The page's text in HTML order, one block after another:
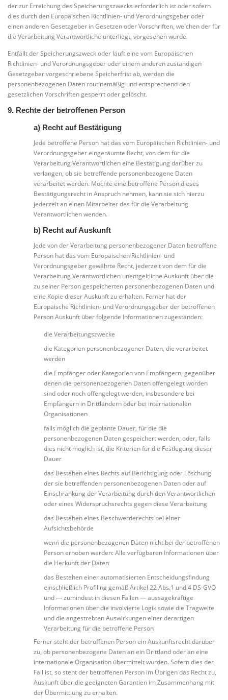
der zur Erreichung des Speicherungszwecks erforderlich ist oder sofern
dies durch den Europäischen Richtlinien- und Verordnungsgeber oder
einen anderen Gesetzgeber in Gesetzen oder Vorschriften, welchen der für
die Verarbeitung Verantwortliche unterliegt, vorgesehen wurde.
Entfällt der Speicherungszweck oder läuft eine vom Europäischen
Richtlinien- und Verordnungsgeber oder einem anderen zuständigen
Gesetzgeber vorgeschriebene Speicherfrist ab, werden die
personenbezogenen Daten routinemäßig und entsprechend den
gesetzlichen Vorschriften gesperrt oder gelöscht.
9. Rechte der betroffenen Person
a) Recht auf Bestätigung
Jede betroffene Person hat das vom Europäischen Richtlinien- und
Verordnungsgeber eingeräumte Recht, von dem für die
Verarbeitung Verantwortlichen eine Bestätigung darüber zu
verlangen, ob sie betreffende personenbezogene Daten
verarbeitet werden. Möchte eine betroffene Person dieses
Bestätigungsrecht in Anspruch nehmen, kann sie sich hierzu
jederzeit an einen Mitarbeiter des für die Verarbeitung
Verantwortlichen wenden.
b) Recht auf Auskunft
Jede von der Verarbeitung personenbezogener Daten betroffene
Person hat das vom Europäischen Richtlinien- und
Verordnungsgeber gewährte Recht, jederzeit von dem für die
Verarbeitung Verantwortlichen unentgeltliche Auskunft über die
zu seiner Person gespeicherten personenbezogenen Daten und
eine Kopie dieser Auskunft zu erhalten. Ferner hat der
Europäische Richtlinien- und Verordnungsgeber der betroffenen
Person Auskunft über folgende Informationen zugestanden:
die Verarbeitungszwecke
die Kategorien personenbezogener Daten, die verarbeitet
werden
die Empfänger oder Kategorien von Empfängern, gegenüber
denen die personenbezogenen Daten offengelegt worden
sind oder noch offengelegt werden, insbesondere bei
Empfängern in Drittländern oder bei internationalen
Organisationen
falls möglich die geplante Dauer, für die die
personenbezogenen Daten gespeichert werden, oder, falls
dies nicht möglich ist, die Kriterien für die Festlegung dieser
Dauer
das Bestehen eines Rechts auf Berichtigung oder Löschung
der sie betreffenden personenbezogenen Daten oder auf
Einschränkung der Verarbeitung durch den Verantwortlichen
oder eines Widerspruchsrechts gegen diese Verarbeitung
das Bestehen eines Beschwerderechts bei einer
Aufsichtsbehörde
wenn die personenbezogenen Daten nicht bei der betroffenen
Person erhoben werden: Alle verfügbaren Informationen über
die Herkunft der Daten
das Bestehen einer automatisierten Entscheidungsfindung
einschließlich Profiling gemäß Artikel 22 Abs.1 und 4 DS-GVO
und — zumindest in diesen Fällen — aussagekräftige
Informationen über die involvierte Logik sowie die Tragweite
und die angestrebten Auswirkungen einer derartigen
Verarbeitung für die betroffene Person
Ferner steht der betroffenen Person ein Auskunftsrecht darüber
zu, ob personenbezogene Daten an ein Drittland oder an eine
internationale Organisation übermittelt wurden. Sofern dies der
Fall ist, so steht der betroffenen Person im Übrigen das Recht zu,
Auskunft über die geeigneten Garantien im Zusammenhang mit
der Übermittlung zu erhalten.